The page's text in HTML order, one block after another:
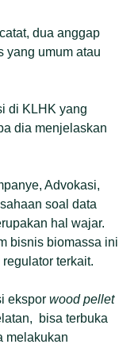
dua anggap
yang umum atau
di KLHK yang
dia menjelaskan
Advokasi,
soal data
hal wajar.
bisnis biomassa ini
terkait.
eksporwood pellet
bisa terbuka
melakukan